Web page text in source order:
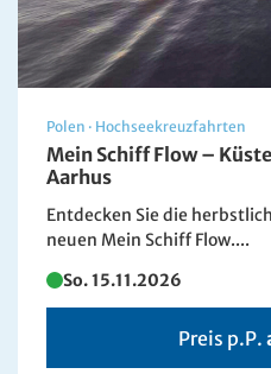
Polen · Hochseekreuzfahrten
Mein Schiff Flow –
Aarhus
Entdecken Sie die
neuen Mein Schiff Flow....
So. 15.11.2026
Preis p.P.